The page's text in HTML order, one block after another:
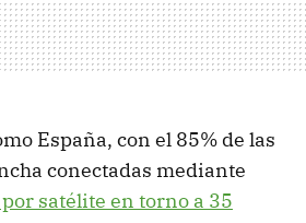
España, con el 85% de las
conectadas mediante
satélite en torno a 35